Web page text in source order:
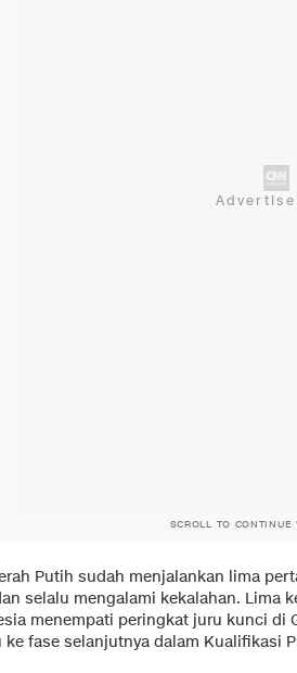
SCROLL TO CONTINUE
Putih sudah menjalankan lima
selalu mengalami kekalahan. Lima
menempati peringkat juru kunci di
ke fase selanjutnya dalam Kualifikasi